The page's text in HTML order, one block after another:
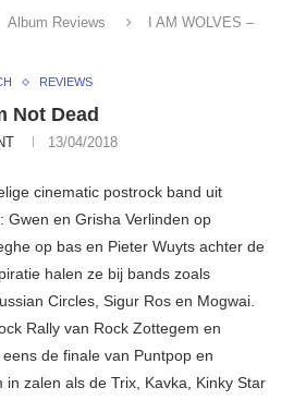
Album Reviews
I AM WOLVES –
REVIEWS
Not Dead
13/04/2018
cinematic postrock band uit
Gwen en Grisha Verlinden op
op bas en Pieter Wuyts achter de
halen ze bij bands zoals
Circles, Sigur Ros en Mogwai.
Rally van Rock Zottegem en
de finale van Puntpop en
zalen als de Trix, Kavka, Kinky Star